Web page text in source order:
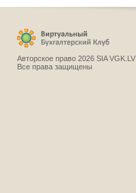
Авторское право 2026 SIA VGK.LV
Все права защищены